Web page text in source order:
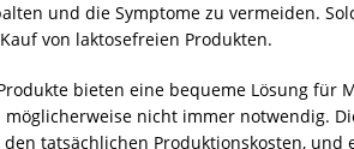
und die Symptome zu vermeiden.
von laktosefreien Produkten.
bieten eine bequeme Lösung für
nicht immer notwendig.
tatsächlichen Produktionskosten, und